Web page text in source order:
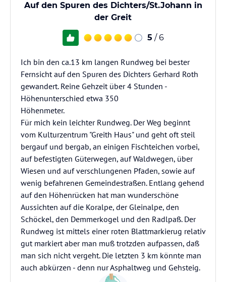
Auf den Spuren des Dichters/St.Johann in
der Greit
5 / 6
Ich bin den ca.13 km langen Rundweg bei bester
Fernsicht auf den Spuren des Dichters Gerhard Roth
gewandert. Reine Gehzeit über 4 Stunden -
Höhenunterschied etwa 350
Höhenmeter.
Für mich kein leichter Rundweg. Der Weg beginnt
vom Kulturzentrum "Greith Haus" und geht oft steil
bergauf und bergab, an einigen Fischteichen vorbei,
auf befestigten Güterwegen, auf Waldwegen, über
Wiesen und auf verschlungenen Pfaden, sowie auf
wenig befahrenen Gemeindestraßen. Entlang gehend
auf den Höhenrücken hat man wunderschöne
Aussichten auf die Koralpe, der Gleinalpe, den
Schöckel, den Demmerkogel und den Radlpaß. Der
Rundweg ist mittels einer roten Blattmarkierug relativ
gut markiert aber man muß trotzden aufpassen, daß
man sich nicht vergeht. Die letzten 3 km könnte man
auch abkürzen - denn nur Asphaltweg und Gehsteig.